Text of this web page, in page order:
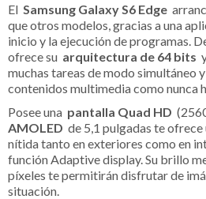
El Samsung Galaxy S6 Edge
que otros modelos, gracias a una
inicio y la ejecución de programas.
ofrece su arquitectura de 64 bits
muchas tareas de modo simultáneo
contenidos multimedia como nunca
Posee una pantalla Quad HD
AMOLED de 5,1 pulgadas te
nítida tanto en exteriores como en
función Adaptive display. Su brillo
píxeles te permitirán disfrutar de
situación.